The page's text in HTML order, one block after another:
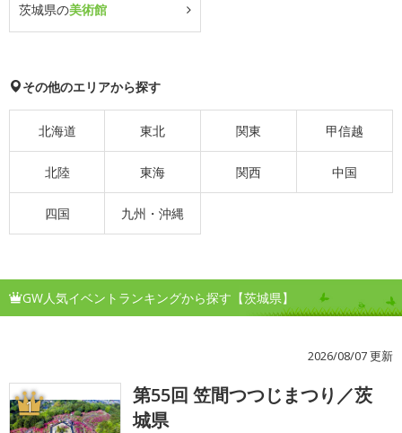
茨城県の美術館
その他のエリアから探す
北海道 東北 関東 甲信越
北陸 東海 関西 中国
四国 九州・沖縄
GW人気イベントランキングから探す【茨城県】
2026/08/07 更新
1
第55回 笠間つつじまつり／茨
城県